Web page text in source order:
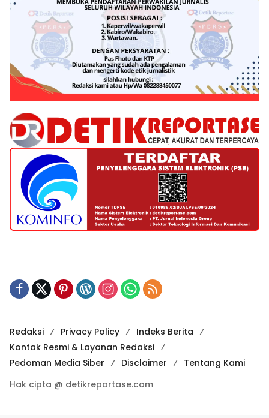
Redaksi Privacy Policy
Indeks Berita
Kontak Resmi & Layanan Redaksi
Pedoman Media Siber
Disclaimer
Tentang Kami
Hak cipta @ detikreportase.com